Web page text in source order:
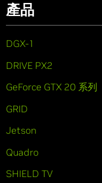
產品
DGX-1
DRIVE PX2
GeForce GTX 20 系列
GRID
Jetson
Quadro
SHIELD TV